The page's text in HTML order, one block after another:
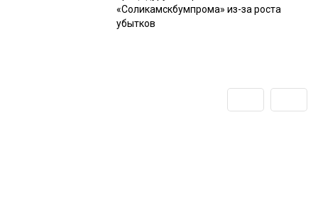
«Соликамскбумпрома» из-за роста
убытков